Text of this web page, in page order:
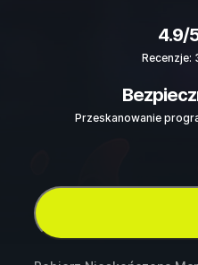
4.9/
Recenzje:
Przeskanowanie